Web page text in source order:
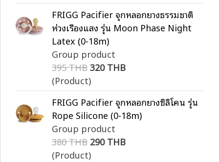
FRIGG Pacifier จุกหลอกยางธรรมชาติ
ห่วงเรืองแสง รุ่น Moon Phase Night
Latex (0-18m)
Group product
395 THB320 THB
(Product)
FRIGG Pacifier จุกหลอกยางซิลิโคน รุ่น
Rope Silicone (0-18m)
Group product
380 THB 290 THB
(Product)